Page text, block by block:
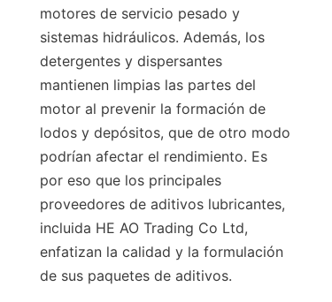
motores de servicio pesado y
sistemas hidráulicos. Además, los
detergentes y dispersantes
mantienen limpias las partes del
motor al prevenir la formación de
lodos y depósitos, que de otro modo
podrían afectar el rendimiento. Es
por eso que los principales
proveedores de aditivos lubricantes,
incluida HE AO Trading Co Ltd,
enfatizan la calidad y la formulación